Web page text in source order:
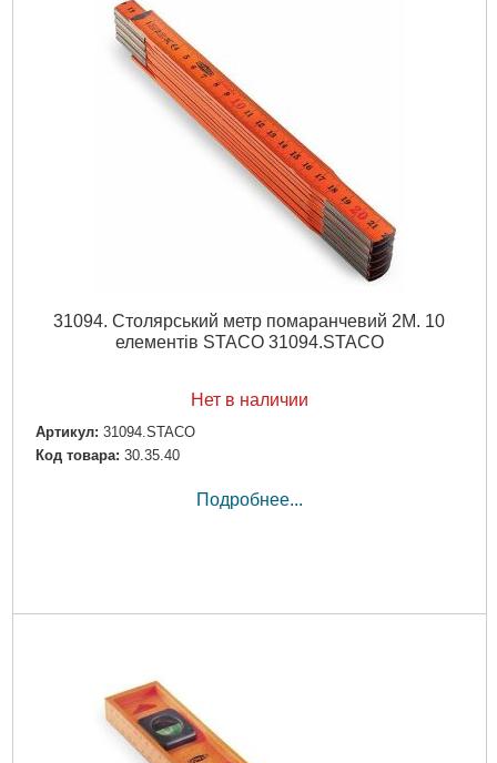
31094. Столярський метр помаранчевий 2M. 10
елементів STACO 31094.STACO
Нет в наличии
Артикул: 31094.STACO
Код товара: 30.35.40
Подробнее...